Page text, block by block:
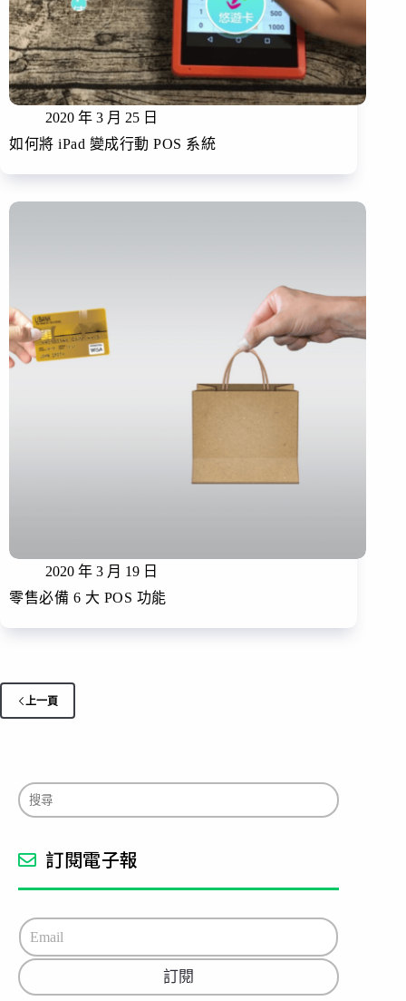
2020 年 3 月 25 日
如何將 iPad 變成行動 POS 系統
2020 年 3 月 19 日
零售必備 6 大 POS 功能
上一頁
訂閱電子報
E
m
a
i
訂閱